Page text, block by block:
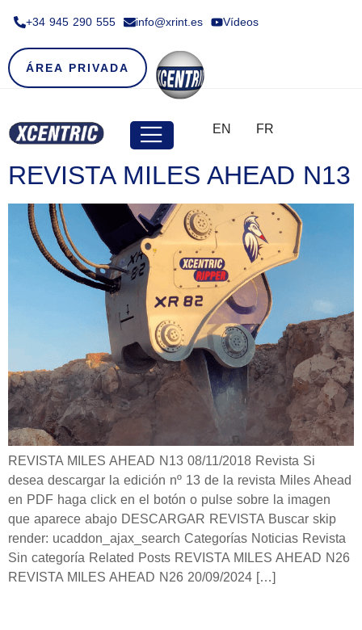
+34 945 290 555​ info@xrint.es Vídeos
ÁREA PRIVADA
EN FR
REVISTA MILES AHEAD N13
REVISTA MILES AHEAD N13 08/11/2018 Revista Si
desea descargar la edición nº 13 de la revista Miles Ahead
en PDF haga click en el botón o pulse sobre la imagen
que aparece abajo DESCARGAR REVISTA Buscar skip
render: ucaddon_ajax_search Categorías Noticias Revista
Sin categoría Related Posts REVISTA MILES AHEAD N26
REVISTA MILES AHEAD N26 20/09/2024 […]